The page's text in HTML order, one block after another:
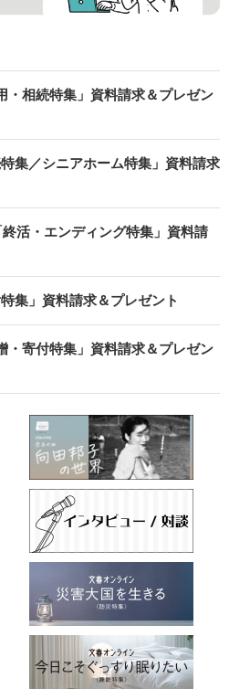
・相続特集」資料請求＆プレゼン
集／シニアホーム特集」資料請求
活・エンディング特集」資料請
集」資料請求＆プレゼント
・寄付特集」資料請求＆プレゼン